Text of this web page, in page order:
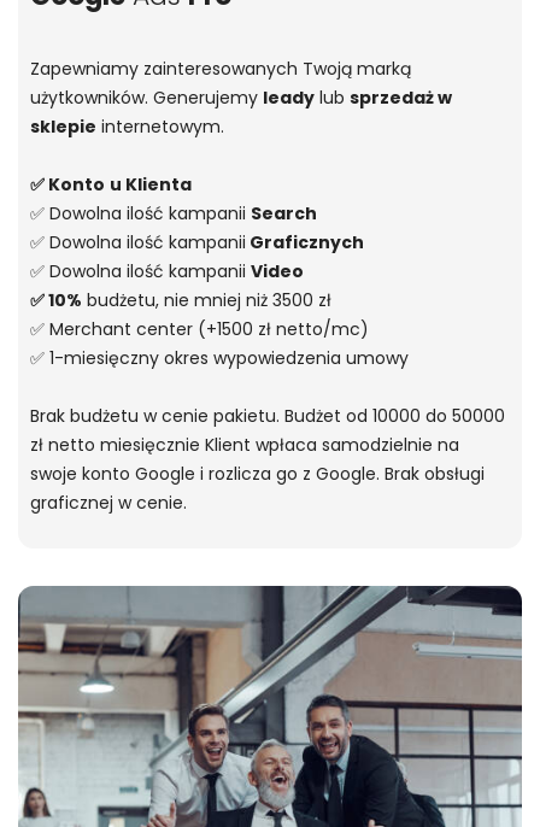
Zapewniamy zainteresowanych Twoją marką
użytkowników. Generujemy leady lub sprzedaż w
sklepie internetowym.
✅ Konto u Klienta
✅ Dowolna ilość kampanii Search
✅ Dowolna ilość kampanii Graficznych
✅ Dowolna ilość kampanii Video
✅ 10% budżetu, nie mniej niż 3500 zł
✅ Merchant center (+1500 zł netto/mc)
✅ 1-miesięczny okres wypowiedzenia umowy
Brak budżetu w cenie pakietu. Budżet od 10000 do 50000
zł netto miesięcznie Klient wpłaca samodzielnie na
swoje konto Google i rozlicza go z Google. Brak obsługi
graficznej w cenie.